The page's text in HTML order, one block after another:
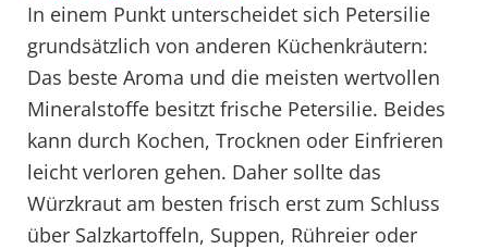
In einem Punkt unterscheidet sich Petersilie
grundsätzlich von anderen Küchenkräutern:
Das beste Aroma und die meisten wertvollen
Mineralstoffe besitzt frische Petersilie. Beides
kann durch Kochen, Trocknen oder Einfrieren
leicht verloren gehen. Daher sollte das
Würzkraut am besten frisch erst zum Schluss
über Salzkartoffeln, Suppen, Rühreier oder